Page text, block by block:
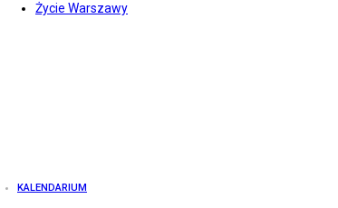
Życie Warszawy
KALENDARIUM